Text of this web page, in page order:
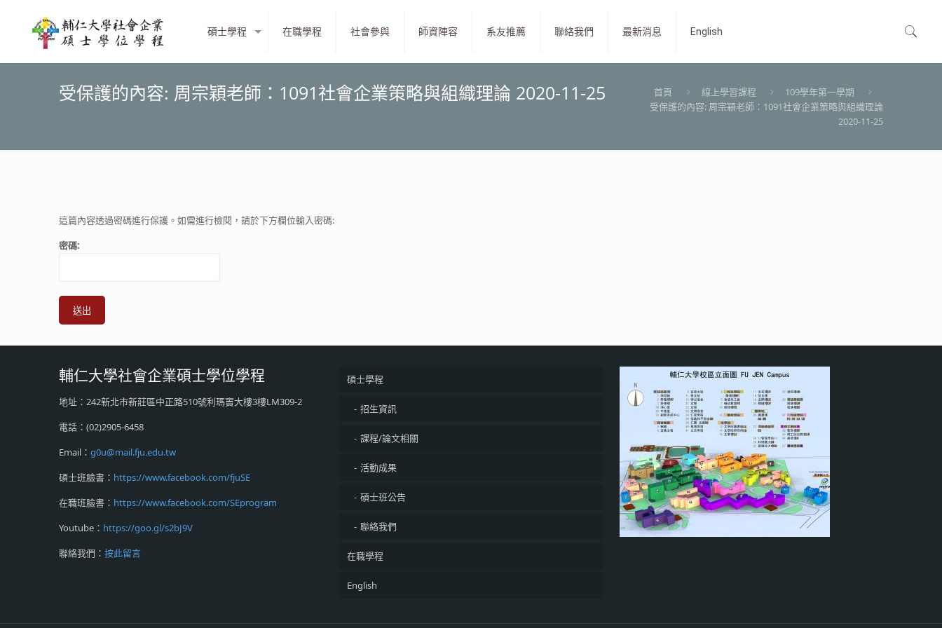
碩士學程 在職學程 社會參與 師資陣容 系友推薦 聯絡我們 最新消息 English
受保護的內容: 周宗穎老師：1091社會企業策略與組織理論 2020-11-25 首頁 線上學習課程
109學年第一學期
受保護的內容: 周宗穎老師：1091社會企業策略與組織理論
2020-11-25
這篇內容透過密碼進行保護。如需進行檢閱，請於下方欄位輸入密碼:
密碼:
輔仁大學社會企業碩士學位學程
地址：242新北市新莊區中正路510號利瑪竇大樓3樓LM309-2
電話：(02)2905-6458
Email： g0u@mail.fju.edu.tw
碩士班臉書： https://www.facebook.com/fjuSE
在職班臉書： https://www.facebook.com/SEprogram
Youtube： https://goo.gl/s2bJ9V
聯絡我們： 按此留言
碩士學程
招生資訊
課程/論文相關
活動成果
碩士班公告
聯絡我們
在職學程
English